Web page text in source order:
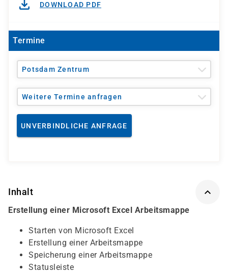
DOWNLOAD PDF
Termine
Potsdam Zentrum
Weitere Termine anfragen
UNVERBINDLICHE ANFRAGE
Inhalt
Erstellung einer Microsoft Excel Arbeitsmappe
Starten von Microsoft Excel
Erstellung einer Arbeitsmappe
Speicherung einer Arbeitsmappe
Statusleiste